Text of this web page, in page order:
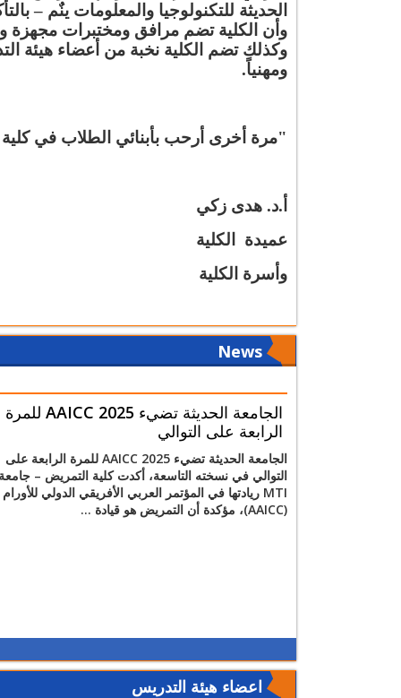
الحديثة للتكنولوجيا والمعلومات ينٌم –
وأن الكلية تضم مرافق ومختبرات مجهزة
وكذلك تضم الكلية نخبة من أعضاء هيئة
ومهنياً.
"مرة أخرى أرحب بأبنائي الطلاب في
أ.د. هدى زكي
عميدة الكلية
وأسرة الكلية
News
الجامعة الحديثة تضيء AAICC 2025 للمرة
الرابعة على التوالي
الجامعة الحديثة تضيء AAICC 2025 للمرة الرابعة على
التوالي في نسخته التاسعة، أكدت كلية التمريض – جامعة
MTI ريادتها في المؤتمر العربي الأفريقي الدولي للأورام
(AAICC)، مؤكدة أن التمريض هو قيادة ...
اعضاء هيئة التدريس